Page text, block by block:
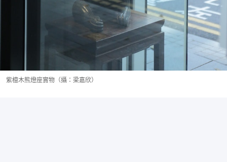
紫檀木熊燈座實物（攝：梁嘉欣）